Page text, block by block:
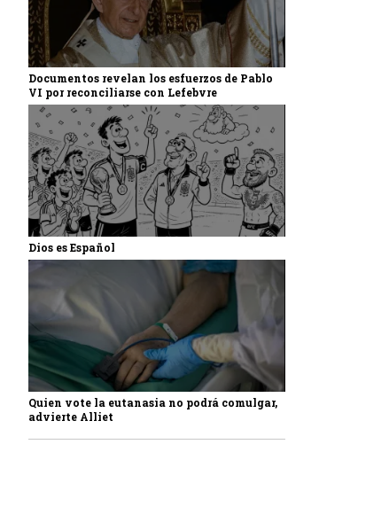
Documentos revelan los esfuerzos de Pablo
VI por reconciliarse con Lefebvre
Dios es Español
Quien vote la eutanasia no podrá comulgar,
advierte Alliet